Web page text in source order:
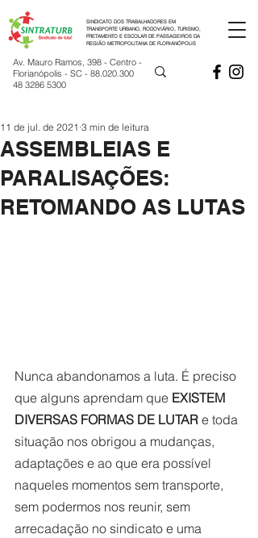
SINDICATO DOS TRABALHADORES EM
TRANSPORTE URBANO, RODOVIÁRIO, TURISMO,
FRETAMENTO E ESCOLAR DE PASSAGEIROS DA
REGIÃO METROPOLITANA DE FLORIANÓPOLIS
Av. Mauro Ramos, 398 - Centro -
Florianópolis - SC - 88.020.300
48 3286 5300
ASSEMBLEIAS E
PARALISAÇÕES:
RETOMANDO AS LUTAS
11 de jul. de 2021 3 min de leitura
Nunca abandonamos a luta. É preciso
que alguns aprendam que EXISTEM
DIVERSAS FORMAS DE LUTAR e toda
situação nos obrigou a mudanças,
adaptações e ao que era possível
naqueles momentos sem transporte,
sem podermos nos reunir, sem
arrecadação no sindicato e uma